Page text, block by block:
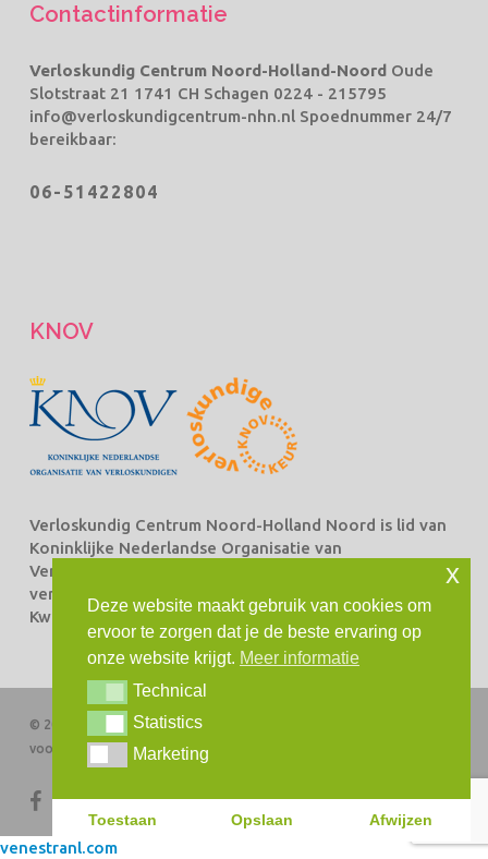
Contactinformatie
Verloskundig Centrum Noord-Holland-Noord Oude
Slotstraat 21 1741 CH Schagen 0224 - 215795
info@verloskundigcentrum-nhn.nlSpoednummer 24/7
bereikbaar:
06-51422804
KNOV
Verloskundig Centrum Noord-Holland Noord is lid van
Koninklijke Nederlandse Organisatie van
Verloskundigen Beroepsorganisatie van en voor
verloskundigen (KNOV) en staat ingeschreven bij het
Kwaliteitsregister Verloskundingen.
© 2026 Verloskundig Centrum Noord-Holland Noord. Alle rechten
voorbehouden
facebookinstagram
venestranl.com
Deze website maakt gebruik van cookies om
ervoor te zorgen dat je de beste ervaring op
onze website krijgt. Meer informatie
TechnicalTechnical
StatisticsStatistics
MarketingMarketing
Toestaan Opslaan Afwijzen
x